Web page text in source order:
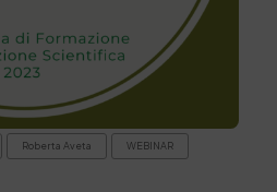
Roberta Aveta WEBINAR